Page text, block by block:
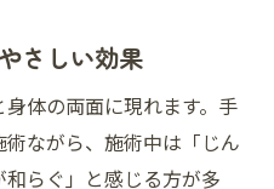
さしい効果
体の両面に現れます。手
ながら、施術中は「じん
らぐ」と感じる方が多